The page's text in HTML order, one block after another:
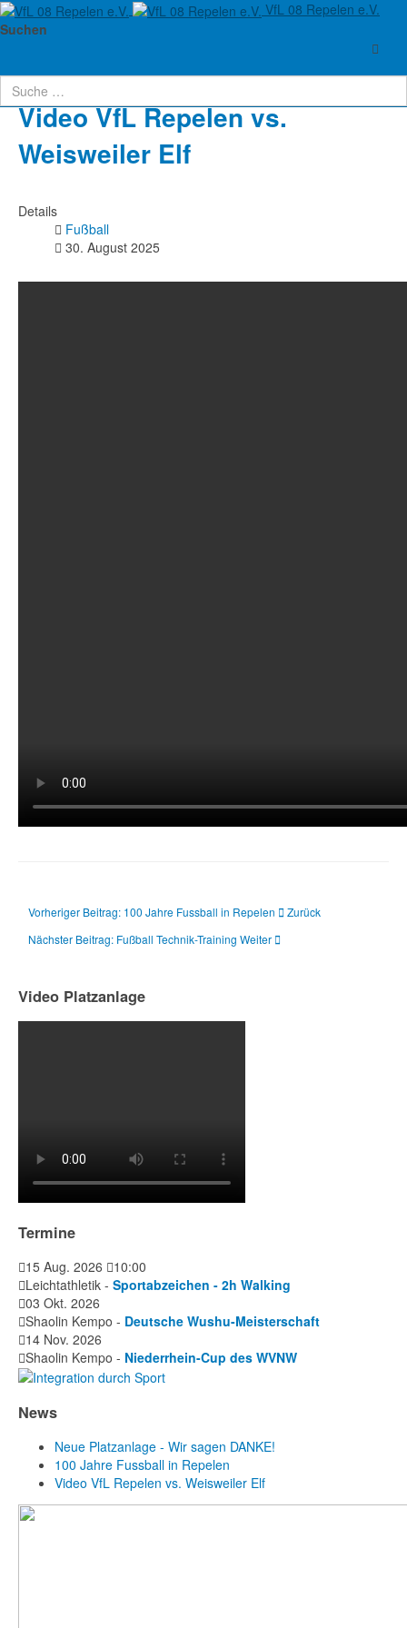
VfL 08 Repelen e.V.
Suchen
Aktuelle Seite:
Video VfL Repelen vs.
Weisweiler Elf
Details
Fußball
30. August 2025
Vorheriger Beitrag: 100 Jahre Fussball in Repelen
Zurück
Nächster Beitrag: Fußball Technik-Training Weiter
Video Platzanlage
Termine
15 Aug. 2026
10:00
Leichtathletik - Sportabzeichen - 2h Walking
03 Okt. 2026
Shaolin Kempo - Deutsche Wushu-Meisterschaft
14 Nov. 2026
Shaolin Kempo - Niederrhein-Cup des WVNW
News
Neue Platzanlage - Wir sagen DANKE!
100 Jahre Fussball in Repelen
Video VfL Repelen vs. Weisweiler Elf